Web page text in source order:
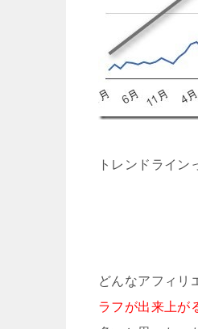
トレンドライン
どんなアフィリ
ラフが出来上が